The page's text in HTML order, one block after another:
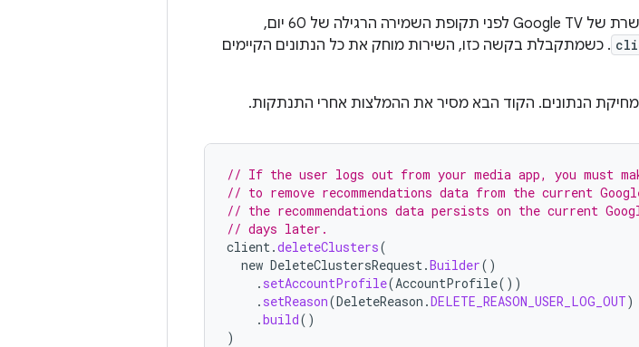
כדי למחוק באופן ידני את נתוני המשתמש מהשרת של Google TV לפני תקופת השמירה הרגילה של 60 יום,
. כשמתקבלת בקשה כזו, השירות מוחק את כל הנתונים הקיימים
הנתונים. הקוד הבא מסיר את ההמלצות אחרי התנתקות.
// If the user logs out from your media app, you must
// to remove recommendations data from the current
// the recommendations data persists on the current
// days later.
client.deleteClusters(
new DeleteClustersRequest.Builder()
. setAccountProfile(AccountProfile())
. setReason(DeleteReason .DELETE_REASON_USER_LOG_OUT)
.build()
)